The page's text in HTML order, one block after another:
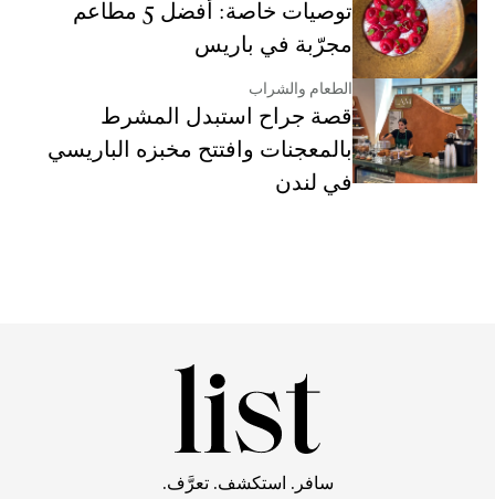
توصيات خاصة: أفضل 5 مطاعم
مجرّبة في باريس
الطعام والشراب
قصة جراح استبدل المشرط
بالمعجنات وافتتح مخبزه الباريسي
في لندن
سافر. استكشف. تعرَّف.